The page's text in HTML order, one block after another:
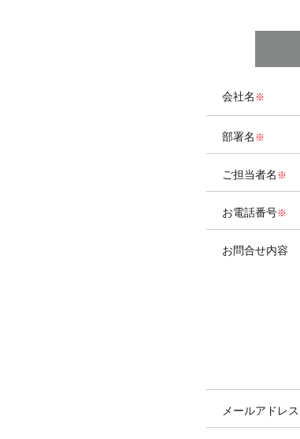
会社名
部署名
ご担当者名
お電話番号
お問合せ内容
メールアドレス